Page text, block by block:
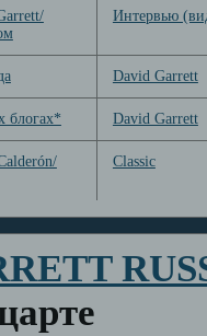
Интервью
David Garrett
блогах* David Garrett
Classic